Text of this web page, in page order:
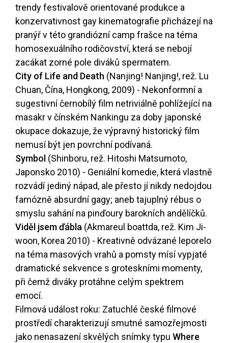
trendy festivalově orientované produkce a
konzervativnost gay kinematografie přicházejí na
pranýř v této grandiózní camp frašce na téma
homosexuálního rodičovství, která se nebojí
zacákat zorné pole diváků spermatem.
City of Life and Death (Nanjing! Nanjing!, rež. Lu
Chuan, Čína, Hongkong, 2009) - Nekonformní a
sugestivní černobílý film netriviálně pohlížející na
masakr v čínském Nankingu za doby japonské
okupace dokazuje, že výpravný historický film
nemusí být jen povrchní podívaná.
Symbol (Shinboru, rež. Hitoshi Matsumoto,
Japonsko 2010) - Geniální komedie, která vlastně
rozvádí jediný nápad, ale přesto jí nikdy nedojdou
famózně absurdní gagy; aneb tajuplný rébus o
smyslu sahání na pinďoury barokních andělíčků.
Viděl jsem ďábla (Akmareul boattda, rež. Kim Ji-
woon, Korea 2010) - Kreativně odvázané leporelo
na téma masových vrahů a pomsty mísí vypjaté
dramatické sekvence s groteskními momenty,
při čemž diváky protáhne celým spektrem
emocí.
Filmová událost roku: Zatuchlé české filmové
prostředí charakterizují smutné samozřejmosti
jako nenasazení skvělých snímky typu Where